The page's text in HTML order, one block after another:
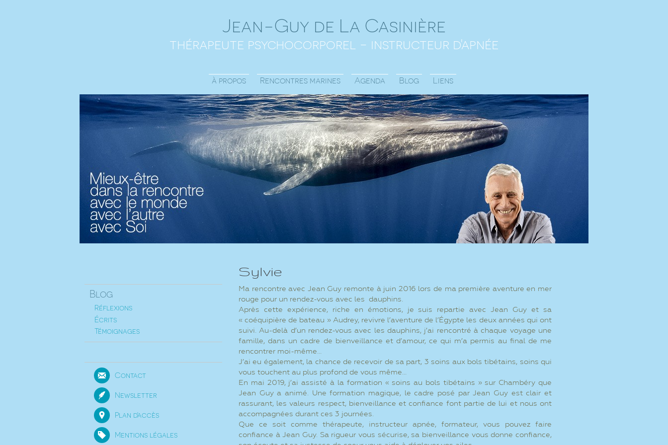
Jean-Guy de La Casinière
thérapeute psychocorporel - instructeur d'apnée
à propos Rencontres marines Agenda Blog Liens
Blog
Réflexions
Écrits
Témoignages
Contact
Newsletter
Plan d'accès
Mentions légales
Sylvie
Ma rencontre avec Jean Guy remonte à juin 2016 lors de ma première aventure en mer
rouge pour un rendez-vous avec les dauphins.
Après cette expérience, riche en émotions, je suis repartie avec Jean Guy et sa
« coéquipière de bateau » Audrey, revivre l’aventure de l’Égypte les deux années qui ont
suivi. Au-delà d’un rendez-vous avec les dauphins, j’ai rencontré à chaque voyage une
famille, dans un cadre de bienveillance et d’amour, ce qui m’a permis au final de me
rencontrer moi-même...
J’ai eu également, la chance de recevoir de sa part, 3 soins aux bols tibétains, soins qui
vous touchent au plus profond de vous même...
En mai 2019, j’ai assisté à la formation « soins au bols tibétains » sur Chambéry que
Jean Guy a animé. Une formation magique, le cadre posé par Jean Guy est clair et
rassurant, les valeurs respect, bienveillance et confiance font partie de lui et nous ont
accompagnées durant ces 3 journées.
Que ce soit comme thérapeute, instructeur apnée, formateur, vous pouvez faire
confiance à Jean Guy. Sa rigueur vous sécurise, sa bienveillance vous donne confiance,